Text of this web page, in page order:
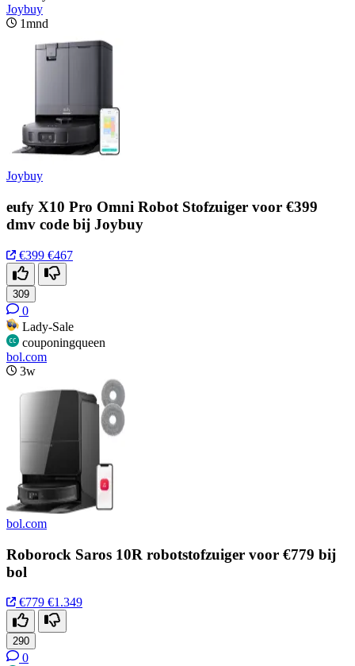
Joybuy
1mnd
Joybuy
eufy X10 Pro Omni Robot Stofzuiger voor €399
dmv code bij Joybuy
€399 €467
309
0
Lady-Sale
couponingqueen
bol.com
3w
bol.com
Roborock Saros 10R robotstofzuiger voor €779 bij
bol
€779 €1.349
290
0